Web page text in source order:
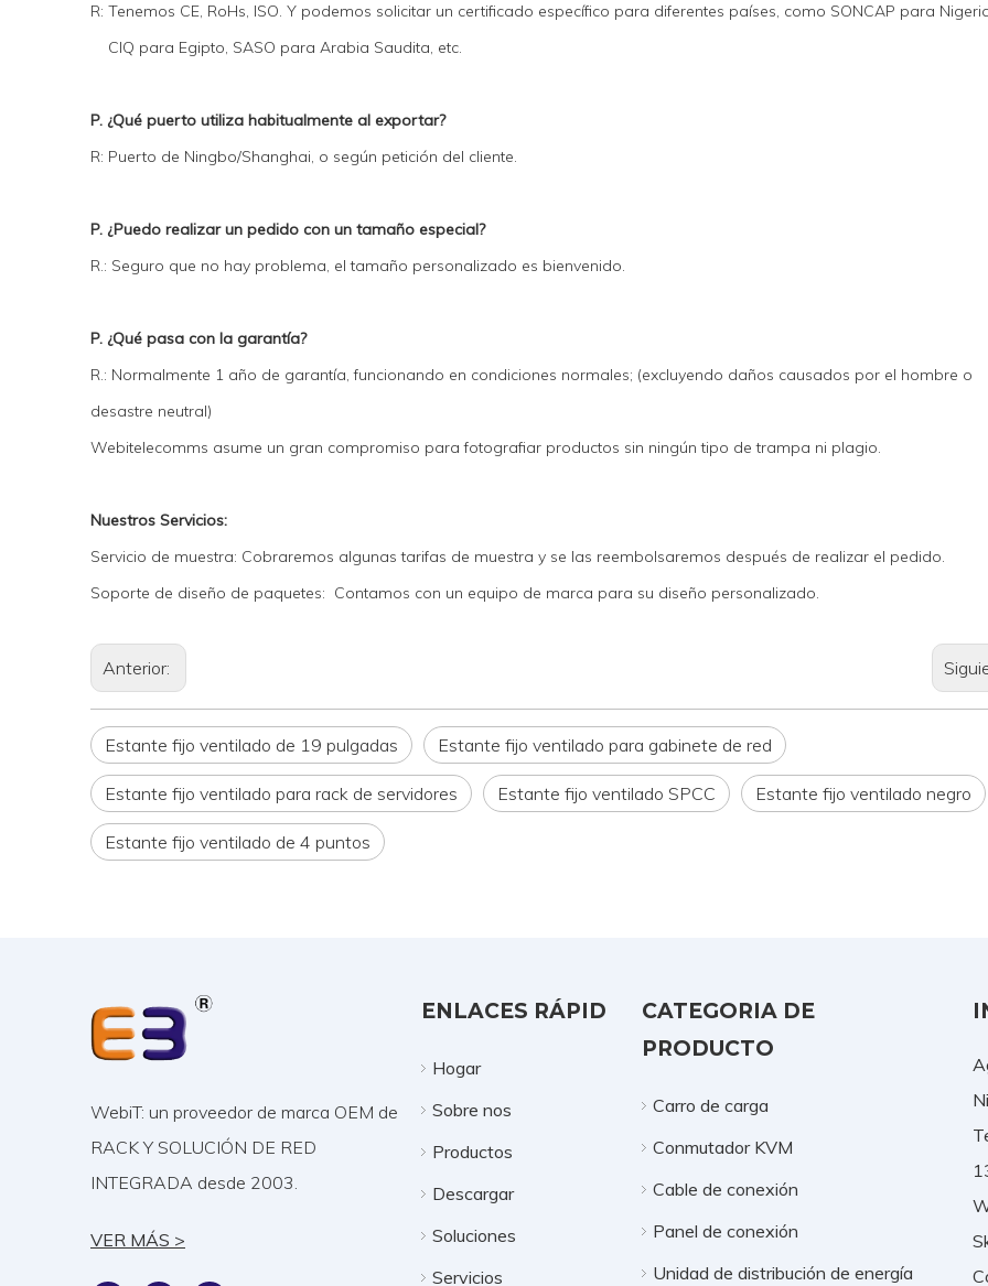
R: Tenemos CE, RoHs, ISO. Y podemos solicitar un certificado específico para diferentes países, como SONCAP para
CIQ para Egipto, SASO para Arabia Saudita, etc.
P. ¿Qué puerto utiliza habitualmente al exportar?
R: Puerto de Ningbo/Shanghai, o según petición del cliente.
P. ¿Puedo realizar un pedido con un tamaño especial?
R.: Seguro que no hay problema, el tamaño personalizado es bienvenido.
P. ¿Qué pasa con la garantía?
R.: Normalmente 1 año de garantía, funcionando en condiciones normales; (excluyendo daños causados ​​por el hombre o
desastre neutral)
Webitelecomms asume un gran compromiso para fotografiar productos sin ningún tipo de trampa ni plagio.
Nuestros Servicios:
Servicio de muestra: Cobraremos algunas tarifas de muestra y se las reembolsaremos después de realizar el pedido.
Soporte de diseño de paquetes: Contamos con un equipo de marca para su diseño personalizado.
Anterior:
Estante fijo ventilado de 19 pulgadas Estante fijo ventilado para gabinete de red
Estante fijo ventilado para rack de servidores Estante fijo ventilado SPCC Estante fijo ventilado negro
Estante fijo ventilado de 4 puntos
WebiT: un proveedor de marca OEM de
RACK Y SOLUCIÓN DE RED
INTEGRADA desde 2003.
VER MÁS >
ENLACES RÁPID
Hogar
Sobre nos
Productos
Descargar
Soluciones
Servicios
CATEGORIA DE
PRODUCTO
Carro de carga
Conmutador KVM
Cable de conexión
Panel de conexión
Unidad de distribución de energía